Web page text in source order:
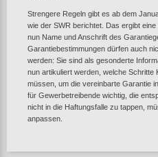
Strengere Regeln gibt es ab dem
wie der SWR berichtet. Das ergibt
nun Name und Anschrift des
Garantiebestimmungen dürfen auch
werden: Sie sind als gesonderte
nun artikuliert werden, welche Schritte
müssen, um die vereinbarte Garantie
für Gewerbetreibende wichtig, die
nicht in die Haftungsfalle zu tappen,
anpassen.